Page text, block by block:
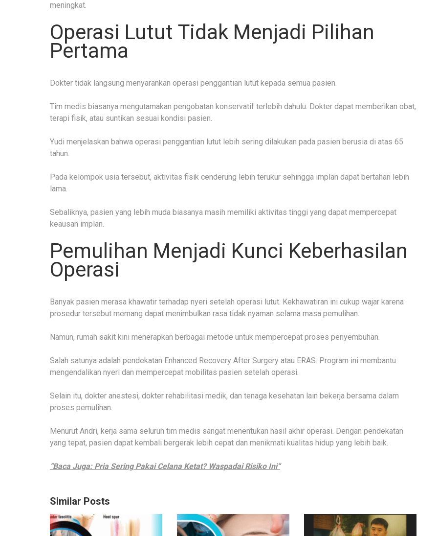
meningkat.
Operasi Lutut Tidak Menjadi Pilihan
Pertama
Dokter tidak langsung menyarankan operasi penggantian lutut kepada semua pasien.
Tim medis biasanya mengutamakan pengobatan konservatif terlebih dahulu. Dokter dapat memberikan obat,
terapi fisik, atau suntikan sesuai kondisi pasien.
Yudi menjelaskan bahwa operasi penggantian lutut lebih sering dilakukan pada pasien berusia di atas 65
tahun.
Pada kelompok usia tersebut, aktivitas fisik cenderung lebih terukur sehingga implan dapat bertahan lebih
lama.
Sebaliknya, pasien yang lebih muda biasanya masih memiliki aktivitas tinggi yang dapat mempercepat
keausan implan.
Pemulihan Menjadi Kunci Keberhasilan
Operasi
Banyak pasien merasa khawatir terhadap nyeri setelah operasi lutut. Kekhawatiran ini cukup wajar karena
prosedur tersebut memang dapat menimbulkan rasa tidak nyaman selama masa pemulihan.
Namun, rumah sakit kini menerapkan berbagai metode untuk mempercepat proses penyembuhan.
Salah satunya adalah pendekatan Enhanced Recovery After Surgery atau ERAS. Program ini membantu
mengendalikan nyeri dan mempercepat mobilitas pasien setelah operasi.
Selain itu, dokter anestesi, dokter rehabilitasi medik, dan tenaga kesehatan lain bekerja bersama dalam
proses pemulihan.
Menurut Andri, kerja sama seluruh tim medis sangat menentukan hasil akhir operasi. Dengan pendekatan
yang tepat, pasien dapat kembali bergerak lebih cepat dan menikmati kualitas hidup yang lebih baik.
“Baca Juga: Pria Sering Pakai Celana Ketat? Waspadai Risiko Ini“
Similar Posts